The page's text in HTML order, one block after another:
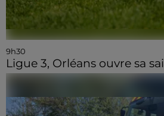
9h30
Ligue 3, Orléans ouvre sa